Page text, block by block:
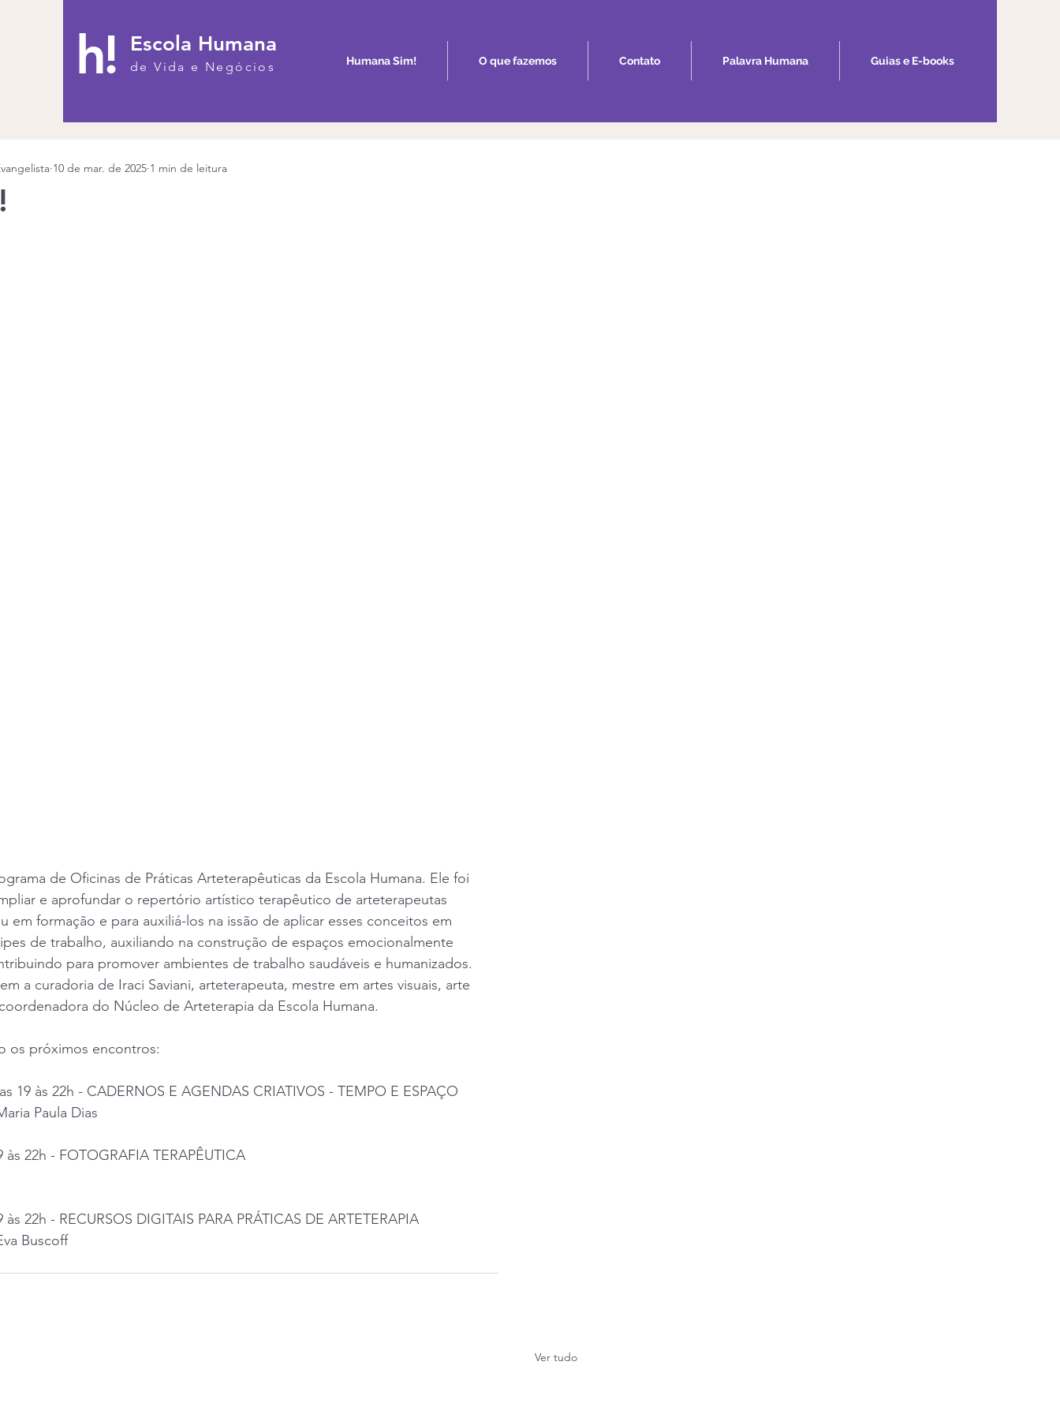
h! Escola Humana
de Vida e Negócios Humana Sim! O que fazemos Contato Palavra Humana Guias e E-books
10 de mar. de 2025 1 min de leitura
de Oficinas de Práticas Arteterapêuticas da Escola Humana. Ele foi
e aprofundar o repertório artístico terapêutico de arteterapeutas
em formação e para auxiliá-los na issão de aplicar esses conceitos em
de trabalho, auxiliando na construção de espaços emocionalmente
para promover ambientes de trabalho saudáveis e humanizados.
a curadoria de Iraci Saviani, arteterapeuta, mestre em artes visuais, arte
do Núcleo de Arteterapia da Escola Humana.
os próximos encontros:
19 às 22h - CADERNOS E AGENDAS CRIATIVOS - TEMPO E ESPAÇO
Paula Dias
às 22h - FOTOGRAFIA TERAPÊUTICA
às 22h - RECURSOS DIGITAIS PARA PRÁTICAS DE ARTETERAPIA
Buscoff
Ver tudo